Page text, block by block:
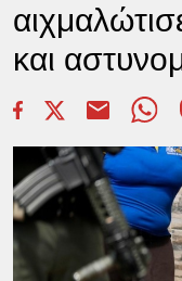
και